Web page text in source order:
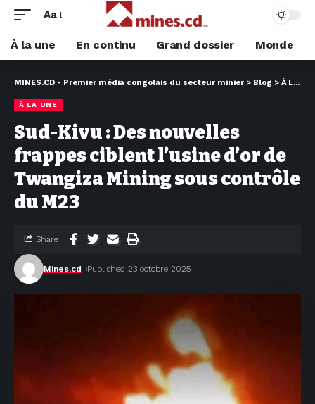
Aa
À la une En continu Grand dossier Monde
MINES.CD - Premier média congolais du secteur minier > Blog > À LA UNE
À LA UNE
Sud-Kivu : Des nouvelles
frappes ciblent l’usine d’or de
Twangiza Mining sous contrôle
du M23
Mines.cd Published 23 octobre 2025
Share